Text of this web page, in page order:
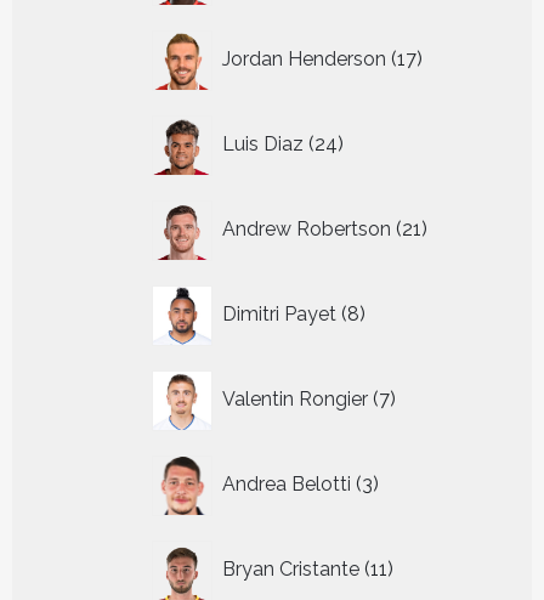
Jordan Henderson 17
producten
Luis Diaz 24
producten
Andrew Robertson 21
producten
Dimitri Payet 8
producten
Valentin Rongier 7
producten
Andrea Belotti 3
producten
Bryan Cristante 11
producten